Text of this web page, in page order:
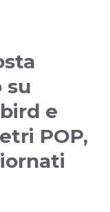
su
e
POP,